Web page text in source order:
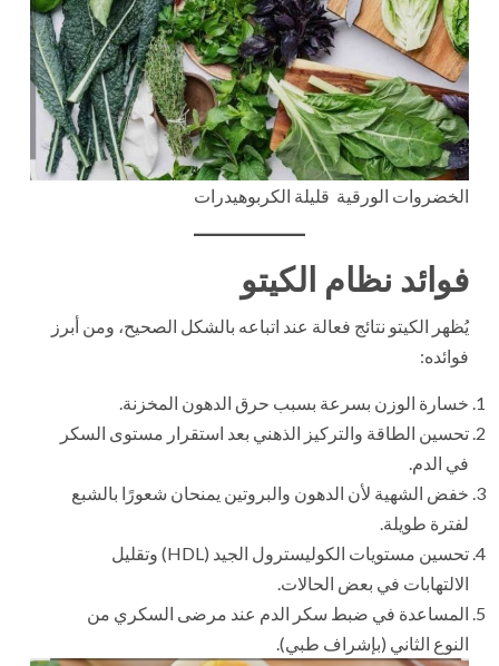
الخضروات الورقية قليلة الكربوهيدرات
فوائد نظام الكيتو
يُظهر الكيتو نتائج فعالة عند اتباعه بالشكل الصحيح، ومن أبرز
فوائده:
خسارة الوزن بسرعة بسبب حرق الدهون المخزنة.
تحسين الطاقة والتركيز الذهني بعد استقرار مستوى السكر
في الدم.
خفض الشهية لأن الدهون والبروتين يمنحان شعورًا بالشبع
لفترة طويلة.
تحسين مستويات الكوليسترول الجيد (HDL) وتقليل
الالتهابات في بعض الحالات.
المساعدة في ضبط سكر الدم عند مرضى السكري من
النوع الثاني (بإشراف طبي).